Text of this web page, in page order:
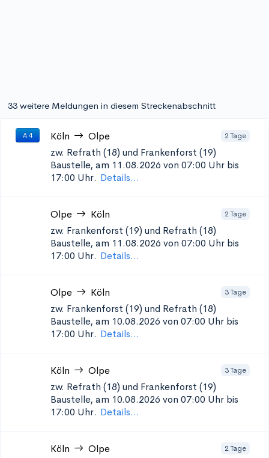
33 weitere Meldungen in diesem Streckenabschnitt
A 4 Köln Olpe 2 Tage
zw. Refrath (18) und Frankenforst (19)
Baustelle, am 11.08.2026 von 07:00 Uhr bis
17:00 Uhr. Details...
Olpe Köln 2 Tage
zw. Frankenforst (19) und Refrath (18)
Baustelle, am 11.08.2026 von 07:00 Uhr bis
17:00 Uhr. Details...
Olpe Köln 3 Tage
zw. Frankenforst (19) und Refrath (18)
Baustelle, am 10.08.2026 von 07:00 Uhr bis
17:00 Uhr. Details...
Köln Olpe 3 Tage
zw. Refrath (18) und Frankenforst (19)
Baustelle, am 10.08.2026 von 07:00 Uhr bis
17:00 Uhr. Details...
Köln Olpe 2 Tage